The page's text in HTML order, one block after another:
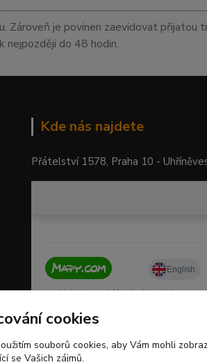
je povinen zaevidovat přijatou
nejpozději do 48 hodin.
Kde nás najdete
Přátelství 1578, Praha 10 -
cookies
souborů cookies, aby Vám mohli
se Vašich zájmů.